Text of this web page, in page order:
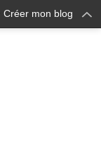
Créer mon blog